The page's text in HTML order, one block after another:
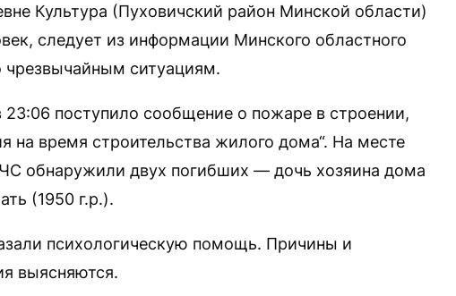
Культура (Пуховичский район Минской области)
следует из информации Минского областного
чрезвычайным ситуациям.
поступило сообщение о пожаре в строении,
на время строительства жилого дома“. На месте
обнаружили двух погибших — дочь хозяина дома
(1950 г.р.).
психологическую помощь. Причины и
выясняются.